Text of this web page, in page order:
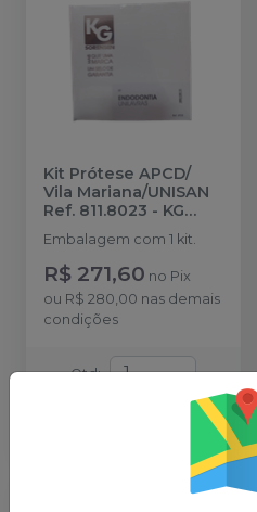
Kit Prótese APCD/
Vila Mariana/UNISAN
Ref. 811.8023 - KG
SORENSEN
Embalagem com 1 kit.
R$ 271,60 no Pix
ou R$ 280,00 nas demais
condições
Qtd: